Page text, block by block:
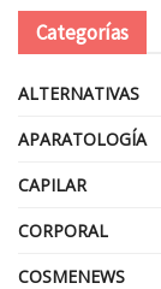
Categorías
ALTERNATIVAS
APARATOLOGÍA
CAPILAR
CORPORAL
COSMENEWS